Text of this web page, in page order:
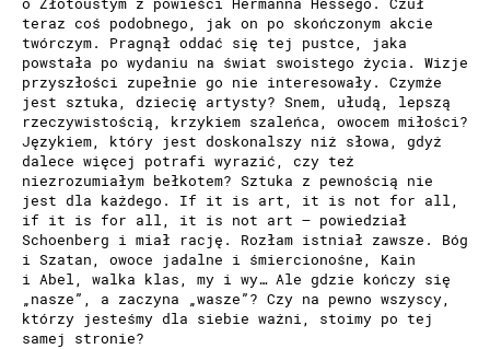
teraz coś podobnego, jak on po skończonym akcie
twórczym. Pragnął oddać się tej pustce, jaka
powstała po wydaniu na świat swoistego życia. Wizje
przyszłości zupełnie go nie interesowały. Czymże
jest sztuka, dziecię artysty? Snem, ułudą, lepszą
rzeczywistością, krzykiem szaleńca, owocem miłości?
Językiem, który jest doskonalszy niż słowa, gdyż
dalece więcej potrafi wyrazić, czy też
niezrozumiałym bełkotem? Sztuka z pewnością nie
jest dla każdego. If it is art, it is not for all,
if it is for all, it is not art – powiedział
Schoenberg i miał rację. Rozłam istniał zawsze. Bóg
i Szatan, owoce jadalne i śmiercionośne, Kain
i Abel, walka klas, my i wy… Ale gdzie kończy się
„nasze”, a zaczyna „wasze”? Czy na pewno wszyscy,
którzy jesteśmy dla siebie ważni, stoimy po tej
samej stronie?